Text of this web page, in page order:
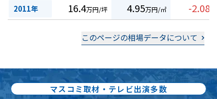
2011年 16.4万円/坪 4.95万円/㎡ -2.08
このページの相場データについて
マスコミ取材・テレビ出演多数